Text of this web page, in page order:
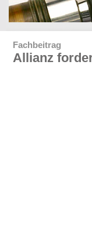
Fachbeitrag
Allianz